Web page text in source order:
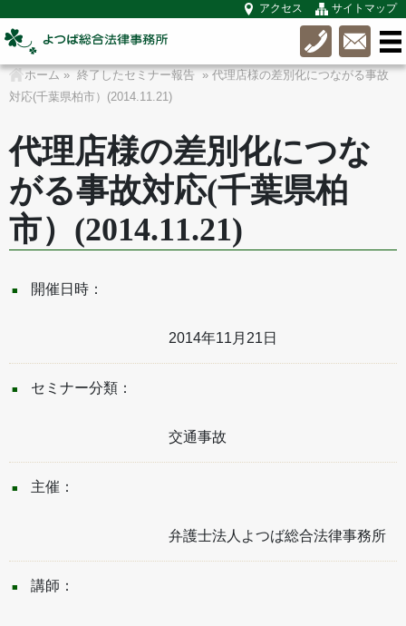
アクセス サイトマップ
ホーム » 終了したセミナー報告
» 代理店様の差別化につながる事故
対応(千葉県柏市）(2014.11.21)
代理店様の差別化につな
がる事故対応(千葉県柏
市）(2014.11.21)
開催日時：
2014年11月21日
セミナー分類：
交通事故
主催：
弁護士法人よつば総合法律事務所
講師：